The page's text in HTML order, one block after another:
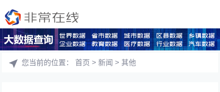
您当前的位置：首页 >新闻 >其他